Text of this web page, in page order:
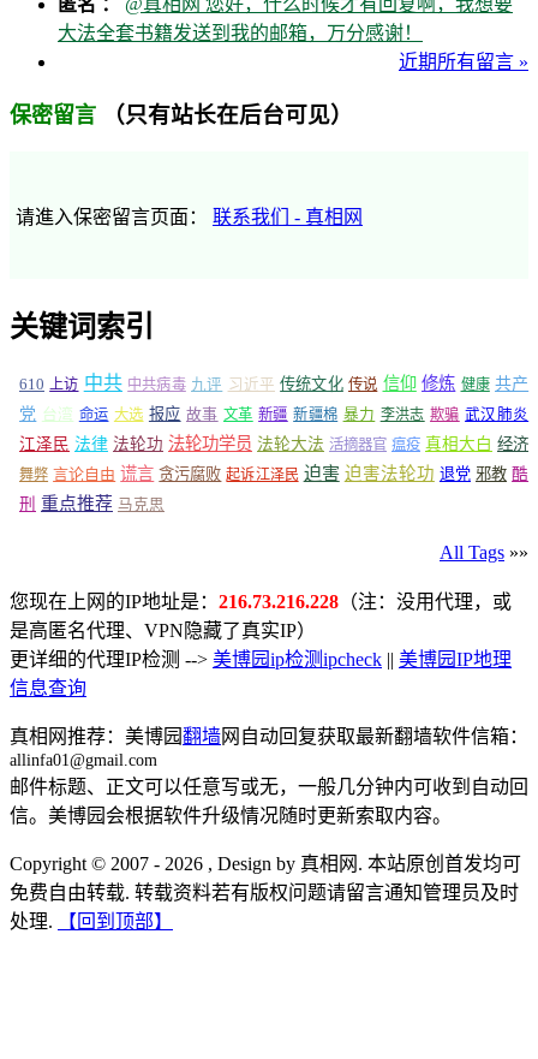
大法全套书籍发送到我的邮箱，万分感谢！
近期所有留言 »
保密留言 （只有站长在后台可见）
请進入保密留言页面： 联系我们 - 真相网
关键词索引
610 上访 中共 中共病毒 九评 习近平 传统文化 传说 信仰 修炼 健康 共产
党 台湾 命运 大选 报应 故事 文革 新疆 新疆棉 暴力 李洪志 欺骗 武汉肺炎
江泽民 法律 法轮功 法轮功学员 法轮大法 活摘器官 瘟疫 真相大白 经济
舞弊 言论自由 谎言 贪污腐败 起诉江泽民 迫害 迫害法轮功 退党 邪教 酷
刑 重点推荐 马克思
All Tags »»
您现在上网的IP地址是： 216.73.216.228 （注：没用代理，或
是高匿名代理、VPN隐藏了真实IP）
更详细的代理IP检测 --> 美博园ip检测ipcheck || 美博园IP地理
信息查询
真相网推荐：美博园翻墙网自动回复获取最新翻墙软件信箱：
allinfa01@gmail.com
邮件标题、正文可以任意写或无，一般几分钟内可收到自动回
信。美博园会根据软件升级情况随时更新索取内容。
Copyright © 2007 - 2026 , Design by 真相网. 本站原创首发均可
免费自由转载. 转载资料若有版权问题请留言通知管理员及时
处理.
【回到顶部】